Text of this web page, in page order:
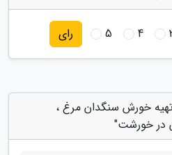
4
5 رای
خورش سنگدان مرغ ،
در خورشت"